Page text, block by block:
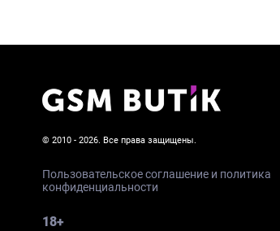
© 2010 - 2026. Все права защищены.
Пользовательское соглашение и политика
конфиденциальности
18+